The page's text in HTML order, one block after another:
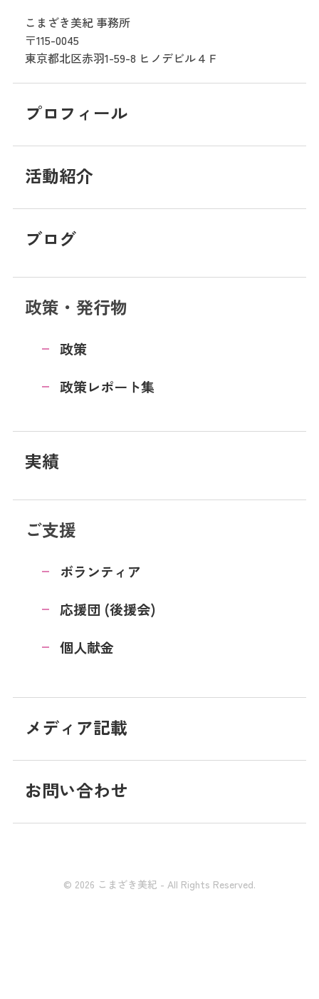
こまざき美紀 事務所
〒115-0045
東京都北区赤羽1-59-8 ヒノデビル４Ｆ
プロフィール
活動紹介
ブログ
政策・発行物
政策
政策レポート集
実績
ご支援
ボランティア
応援団 (後援会)
個人献金
メディア記載
お問い合わせ
© 2026 こまざき美紀 - All Rights Reserved.